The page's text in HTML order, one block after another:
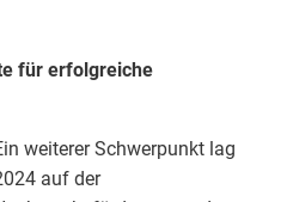
für erfolgreiche
weiterer Schwerpunkt lag
auf der